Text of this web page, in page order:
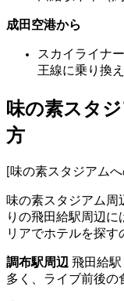
成田空港から
スカイライナ
王線に乗り換
味の素スタ
方
[味の素スタジアムへ
味の素スタジアム周
りの飛田給駅周辺
リアでホテルを探す
調布駅周辺 飛田給
多く、ライブ前後の